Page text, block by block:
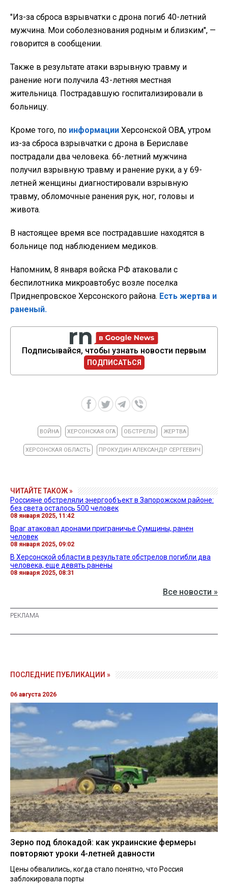
"Из-за сброса взрывчатки с дрона погиб 40-летний
мужчина. Мои соболезнования родным и близким", —
говорится в сообщении.
Также в результате атаки взрывную травму и
ранение ноги получила 43-летняя местная
жительница. Пострадавшую госпитализировали в
больницу.
Кроме того, по информации Херсонской ОВА, утром
из-за сброса взрывчатки с дрона в Бериславе
пострадали два человека. 66-летний мужчина
получил взрывную травму и ранение руки, а у 69-
летней женщины диагностировали взрывную
травму, обломочные ранения рук, ног, головы и
живота.
В настоящее время все пострадавшие находятся в
больнице под наблюдением медиков.
Напомним, 8 января войска РФ атаковали с
беспилотника микроавтобус возле поселка
Приднепровское Херсонского района. Есть жертва и
раненый.
Подписывайся, чтобы узнать новости первым
ПОДПИСАТЬСЯ
ВОЙНА ХЕРСОНСКАЯ ОГА ОБСТРЕЛЫ ЖЕРТВА
ХЕРСОНСКАЯ ОБЛАСТЬ ПРОКУДИН АЛЕКСАНДР СЕРГЕЕВИЧ
ЧИТАЙТЕ ТАКОЖ »
Россияне обстреляли энергообъект в Запорожском районе:
без света осталось 500 человек
08 января 2025, 11:42
Враг атаковал дронами приграничье Сумщины, ранен
человек
08 января 2025, 09:02
В Херсонской области в результате обстрелов погибли два
человека, еще девять ранены
08 января 2025, 08:31
Все новости »
ПОСЛЕДНИЕ ПУБЛИКАЦИИ »
06 августа 2026
Зерно под блокадой: как украинские фермеры
повторяют уроки 4-летней давности
Цены обвалились, когда стало понятно, что Россия
заблокировала порты